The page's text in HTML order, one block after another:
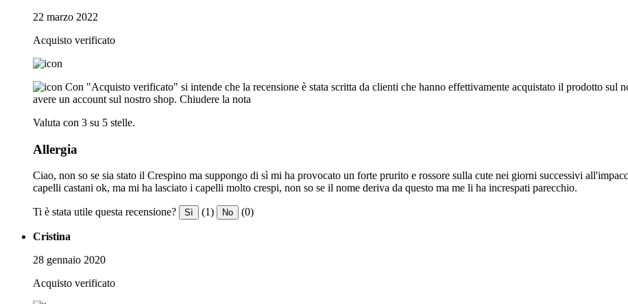
22 marzo 2022
Acquisto verificato
Con "Acquisto verificato" si intende che la recensione è stata scritta da clienti che hanno effettivamente acquistato il prodotto sul
avere un account sul nostro shop. Chiudere la nota
Valuta con 3 su 5 stelle.
Allergia
Ciao, non so se sia stato il Crespino ma suppongo di sì mi ha provocato un forte prurito e rossore sulla cute nei giorni successivi
capelli castani ok, ma mi ha lasciato i capelli molto crespi, non so se il nome deriva da questo ma me li ha increspati parecchio.
Ti è stata utile questa recensione? Sì (1) No (0)
Cristina
28 gennaio 2020
Acquisto verificato